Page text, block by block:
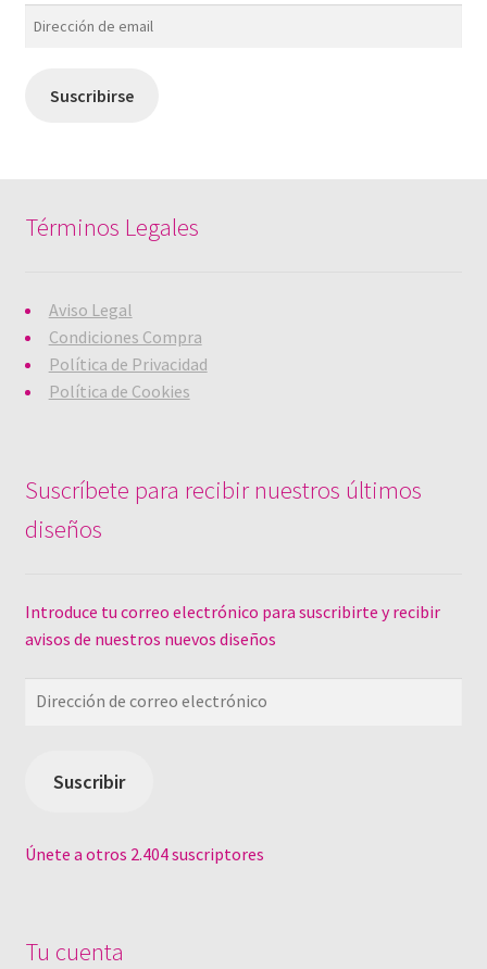
Dirección
Suscribirse
Términos Legales
Aviso Legal
Condiciones Compra
Política de Privacidad
Política de Cookies
Suscríbete para recibir nuestros últimos
diseños
Introduce tu correo electrónico para suscribirte y recibir
avisos de nuestros nuevos diseños
Dirección
electrónico
Suscribir
Únete a otros 2.404 suscriptores
Tu cuenta